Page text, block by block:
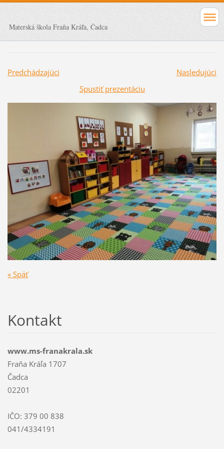
Materská škola Fraňa Kráľa, Čadca
Predchádzajúci
Nasledujúci
Spustiť prezentáciu
« Späť
Kontakt
www.ms-franakrala.sk
Fraňa Kráľa 1707
Čadca
02201
IČO: 379 00 838
041/4334191